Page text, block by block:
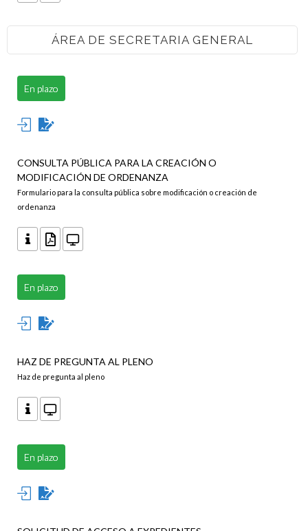
ÁREA DE SECRETARIA GENERAL
En plazo
CONSULTA PÚBLICA PARA LA CREACIÓN O
MODIFICACIÓN DE ORDENANZA
Formulario para la consulta pública sobre modificación o creación de
ordenanza
En plazo
HAZ DE PREGUNTA AL PLENO
Haz de pregunta al pleno
En plazo